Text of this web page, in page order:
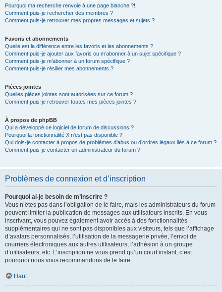
Pourquoi ma recherche renvoie à une page blanche ?!
Comment puis-je rechercher des membres ?
Comment puis-je retrouver mes propres messages et sujets ?
Favoris et abonnements
Quelle est la différence entre les favoris et les abonnements ?
Comment puis-je ajouter aux favoris ou m’abonner à un sujet spécifique ?
Comment puis-je m’abonner à un forum spécifique ?
Comment puis-je résilier mes abonnements ?
Pièces jointes
Quelles pièces jointes sont autorisées sur ce forum ?
Comment puis-je retrouver toutes mes pièces jointes ?
À propos de phpBB
Qui a développé ce logiciel de forum de discussions ?
Pourquoi la fonctionnalité X n’est pas disponible ?
Qui dois-je contacter à propos de problèmes d’abus ou d’ordres légaux liés à ce forum ?
Comment puis-je contacter un administrateur du forum ?
Problèmes de connexion et d’inscription
Pourquoi ai-je besoin de m’inscrire ?
Vous n’êtes pas dans l’obligation de le faire, mais les administrateurs du forum
peuvent limiter la publication de messages aux utilisateurs inscrits. En vous
inscrivant, vous pouvez également avoir accès à des fonctionnalités
supplémentaires qui ne sont pas disponibles aux visiteurs, tels que l’affichage
d’avatars personnalisés, l’utilisation de la messagerie privée, l’envoi de
courriers électroniques aux autres utilisateurs, l’adhésion à un groupe
d’utilisateurs, etc. L’inscription ne vous prend qu’un court instant, c’est
pourquoi nous vous recommandons de le faire.
Haut